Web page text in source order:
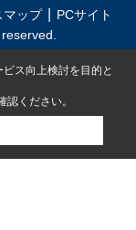
マップ
PCサイト
ス向上検討を目的と
認ください。